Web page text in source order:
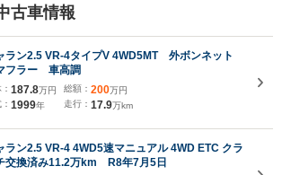
古車情報
ラン2.5 VR-4タイプV 4WD5MT 外ボンネット
フラー 車高調
187.8万円
1999年
総額： 200万円
走行： 17.9万km
ラン2.5 VR-4 4WD5速マニュアル 4WD ETC クラ
交換済み11.2万km R8年7月5日